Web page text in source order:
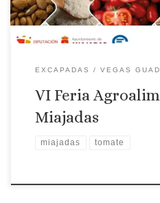
EXCAPADAS VEGAS
VI Feria
Miajadas
miajadas tomate